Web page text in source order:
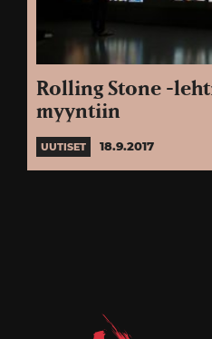
Rolling Stone -
myyntiin
UUTISET 18.9.2017